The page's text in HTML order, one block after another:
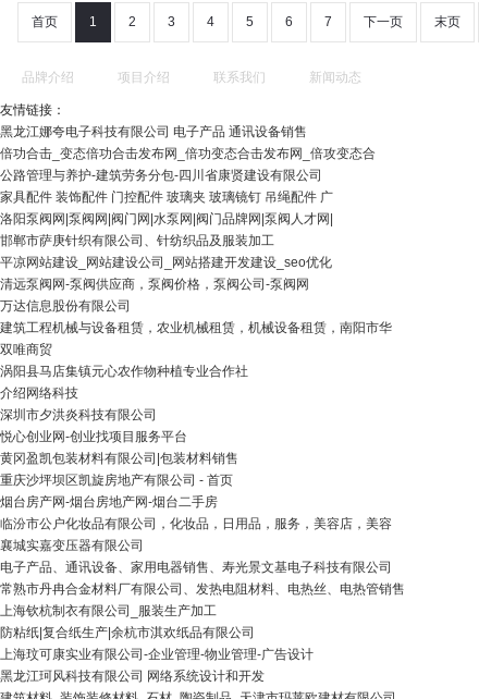
首页 1 2 3 4 5 6 7 下一页 末页
品牌介绍 项目介绍 联系我们 新闻动态
友情链接：
黑龙江娜夸电子科技有限公司 电子产品 通讯设备销售
倍功合击_变态倍功合击发布网_倍功变态合击发布网_倍攻变态合
公路管理与养护-建筑劳务分包-四川省康贤建设有限公司
家具配件 装饰配件 门控配件 玻璃夹 玻璃镜钉 吊绳配件 广
洛阳泵阀网|泵阀网|阀门网|水泵网|阀门品牌网|泵阀人才网|
邯郸市萨庚针织有限公司、针纺织品及服装加工
平凉网站建设_网站建设公司_网站搭建开发建设_seo优化
清远泵阀网-泵阀供应商，泵阀价格，泵阀公司-泵阀网
万达信息股份有限公司
建筑工程机械与设备租赁，农业机械租赁，机械设备租赁，南阳市华
双唯商贸
涡阳县马店集镇元心农作物种植专业合作社
介绍网络科技
深圳市夕洪炎科技有限公司
悦心创业网-创业找项目服务平台
黄冈盈凯包装材料有限公司|包装材料销售
重庆沙坪坝区凯旋房地产有限公司 - 首页
烟台房产网-烟台房地产网-烟台二手房
临汾市公户化妆品有限公司，化妆品，日用品，服务，美容店，美容
襄城实嘉变压器有限公司
电子产品、通讯设备、家用电器销售、寿光景文基电子科技有限公司
常熟市丹冉合金材料厂有限公司、发热电阻材料、电热丝、电热管销售
上海钦杭制衣有限公司_服装生产加工
防粘纸|复合纸生产|余杭市淇欢纸品有限公司
上海玟可康实业有限公司-企业管理-物业管理-广告设计
黑龙江珂风科技有限公司 网络系统设计和开发